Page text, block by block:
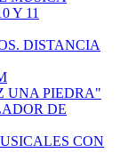
Y 11
DISTANCIA
UNA PIEDRA"
DE
CON